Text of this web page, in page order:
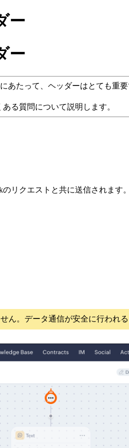
ー
ー
あたって、ヘッダーはとても
る質問について説明します。
リクエストと共に送信されま
ん。データ通信が安全に行われ